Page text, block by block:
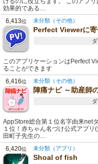
効果的である…
6,413位 未分類（その他）
Perfect Viewerに
このアプリケーションはPerfect
ることができます
6,416位 未分類（その他）
陣痛ナビ ～助産師
AppStore総合第１位名字由来net
１位！赤ちゃん名づけ公式アプ
田町子先生の…
6,420位 未分類（アプリ）
Shoal of fish